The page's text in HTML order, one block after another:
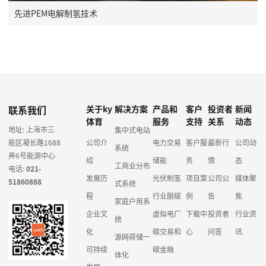
先进PEM电解制氢技术
联系我们
地址: 上海市三
能区凝长路1688
弄6号能源中心
电话:021-
51860888
关于ky
体育
公司介
绍
发展历
程
企业文
化
可持续
解决方案
集中式电站
系统
工商业分布
式系统
家庭户用系
统
源网荷储一
体化
产品和
服务
电力交易
储能
光伏制氢
行业脱碳
虚拟电厂
碳交易和
碳金融
客户
支持
客户服
务
项目案
例
下载中
心
投资者
关系
最新行
情
公司公
告
投资者
问答
新闻
动态
公司动
态
媒体聚
焦
行业资
讯